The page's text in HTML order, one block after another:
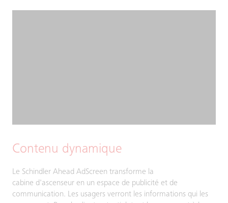
Contenu dynamique
Le Schindler Ahead AdScreen transforme la
cabine d'ascenseur en un espace de publicité et de
communication. Les usagers verront les informations qui les